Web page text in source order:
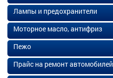
Лампы и предохранители
Моторное масло, антифриз
Пежо
Прайс на ремонт автомобилей